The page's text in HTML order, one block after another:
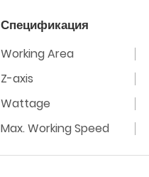
Спецификация
Working Area
Z-axis
Wattage
Max. Working Speed